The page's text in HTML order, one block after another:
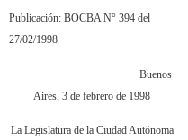
Publicación: BOCBA N° 394 del
27/02/1998
Buenos
Aires, 3 de febrero de 1998
La Legislatura de la Ciudad Autónoma